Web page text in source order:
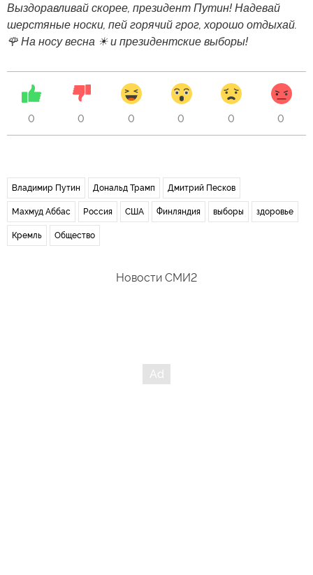
Выздоравливай скорее, президент Путин! Надевай
шерстяные носки, пей горячий грог, хорошо отдыхай.
🌹 На носу весна ☀ и президентские выборы!
0 0 0 0 0 0
Владимир Путин Дональд Трамп Дмитрий Песков
Махмуд Аббас Россия США Финляндия выборы здоровье
Кремль Общество
Новости СМИ2